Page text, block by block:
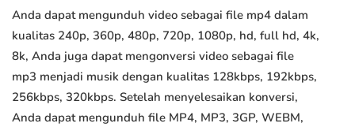
Anda dapat mengunduh video sebagai file mp4 dalam
kualitas 240p, 360p, 480p, 720p, 1080p, hd, full hd, 4k,
8k, Anda juga dapat mengonversi video sebagai file
mp3 menjadi musik dengan kualitas 128kbps, 192kbps,
256kbps, 320kbps. Setelah menyelesaikan konversi,
Anda dapat mengunduh file MP4, MP3, 3GP, WEBM,